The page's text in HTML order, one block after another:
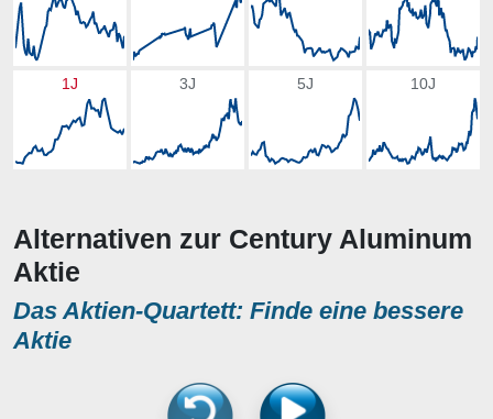
1J 3J 5J 10J
Alternativen zur Century Aluminum
Aktie
Das Aktien-Quartett: Finde eine bessere
Aktie